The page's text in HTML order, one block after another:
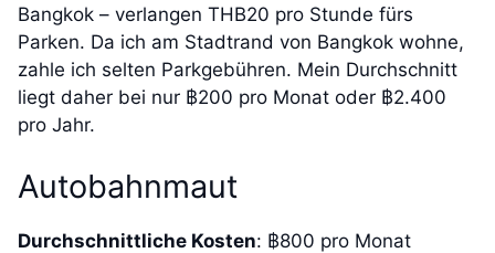
Bangkok – verlangen THB20 pro Stunde fürs
Parken. Da ich am Stadtrand von Bangkok wohne,
zahle ich selten Parkgebühren. Mein Durchschnitt
liegt daher bei nur ฿200 pro Monat oder ฿2.400
pro Jahr.
Autobahnmaut
Durchschnittliche Kosten: ฿800 pro Monat